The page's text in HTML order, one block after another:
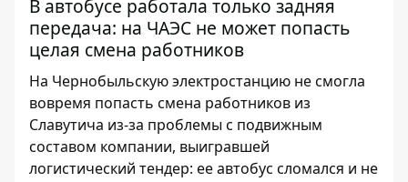
В автобусе работала только задняя
передача: на ЧАЭС не может попасть
целая смена работников
На Чернобыльскую электростанцию ​​не смогла
вовремя попасть смена работников из
Славутича из-за проблемы с подвижным
составом компании, выигравшей
логистический тендер: ее автобус сломался и не